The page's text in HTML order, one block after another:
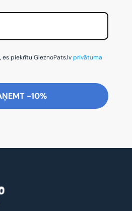
piekrītu GleznoPats.lvprivātuma
-10%